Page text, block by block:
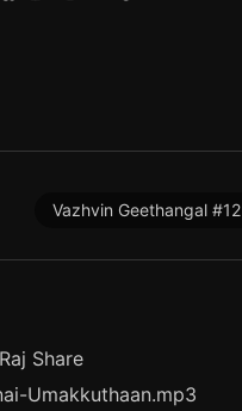
Vazhvin Geethangal #12
Share
Umakkuthaan.mp3